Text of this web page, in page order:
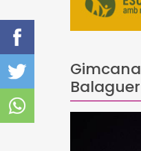
Balaguer